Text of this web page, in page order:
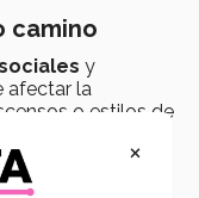
camino
y
afectar la
o estilos de
frustración y la
×